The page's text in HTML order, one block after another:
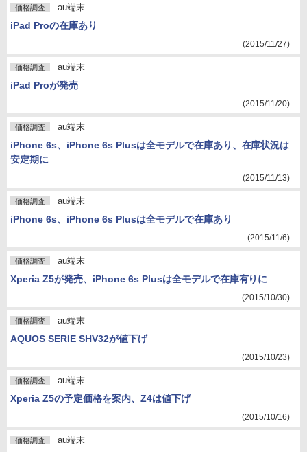
価格調査 au端末
iPad Proの在庫あり
(2015/11/27)
価格調査 au端末
iPad Proが発売
(2015/11/20)
価格調査 au端末
iPhone 6s、iPhone 6s Plusは全モデルで在庫あり、在庫状況は
安定期に
(2015/11/13)
価格調査 au端末
iPhone 6s、iPhone 6s Plusは全モデルで在庫あり
(2015/11/6)
価格調査 au端末
Xperia Z5が発売、iPhone 6s Plusは全モデルで在庫有りに
(2015/10/30)
価格調査 au端末
AQUOS SERIE SHV32が値下げ
(2015/10/23)
価格調査 au端末
Xperia Z5の予定価格を案内、Z4は値下げ
(2015/10/16)
価格調査 au端末